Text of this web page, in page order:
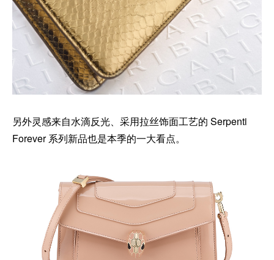
另外灵感来自水滴反光、采用拉丝饰面工艺的 Serpenti
Forever 系列新品也是本季的一大看点。